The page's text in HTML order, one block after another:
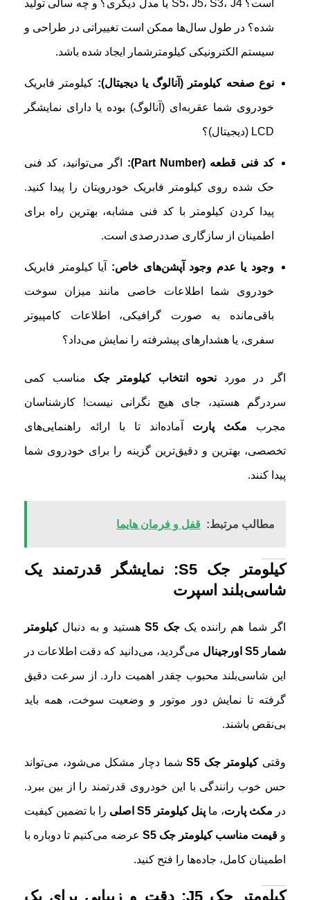
است؟ S5، J5، S3، J4 یا مدل دیگری؟ و چه سالی تولید
شده؟ در طول سال‌ها ممکن است تغییراتی در طراحی و
سیستم الکترونیکی کیلومترشمار ایجاد شده باشد.
نوع صفحه کیلومتر (آنالوگ یا دیجیتال): کیلومتر فابریک
خودروی شما عقربه‌ای (آنالوگ) بوده یا دارای نمایشگر
LCD (دیجیتال)؟
کد فنی قطعه (Part Number): اگر می‌توانید، کد فنی
حک شده روی کیلومتر فابریک خودرویتان را پیدا کنید.
پیدا کردن کیلومتر با کد فنی مشابه، بهترین راه برای
اطمینان از سازگاری صددرصدی است.
وجود یا عدم وجود آپشن‌های خاص: آیا کیلومتر فابریک
خودروی شما اطلاعات خاصی مانند میزان سوخت
باقی‌مانده به صورت گرافیکی، اطلاعات کامپیوتر
سفری، یا هشدارهای پیشرفته را نمایش می‌داد؟
اگر در موردنحوه انتخاب کیلومتر جک مناسب کمی
سردرگم هستید، جای هیچ نگرانی نیست! کارشناسان
مجرب مکث پارت آماده‌اند تا با ارائه راهنمایی‌های
تخصصی، بهترین و دقیق‌ترین گزینه را برای خودروی شما
پیدا کنند.
مطالب مرتبط: قفل و فرمان هایما
کیلومتر جک S5: نمایشگر قدرتمند یک
شاسی‌بلند اسپرت
اگر شما هم راننده یکجک S5 هستید و به دنبالکیلومتر
شمار S5 اورجینال می‌گردید، می‌دانید که دقت اطلاعات در
این شاسی‌بلند محبوب چقدر اهمیت دارد. از سرعت دقیق
گرفته تا نمایش دور موتور و وضعیت سوخت، همه باید
بی‌نقص باشند.
وقتیکیلومتر جک S5 شما دچار مشکل می‌شود، می‌تواند
حس خوب رانندگی با این خودروی قدرتمند را از بین ببرد.
در مکث پارت، ماپنل کیلومتر S5 اصلی را با تضمین کیفیت
و قیمت مناسب کیلومتر جک S5 عرضه می‌کنیم تا دوباره با
اطمینان کامل، جاده‌ها را فتح کنید.
کیلومتر جک J5: دقت و زیبایی برای یک